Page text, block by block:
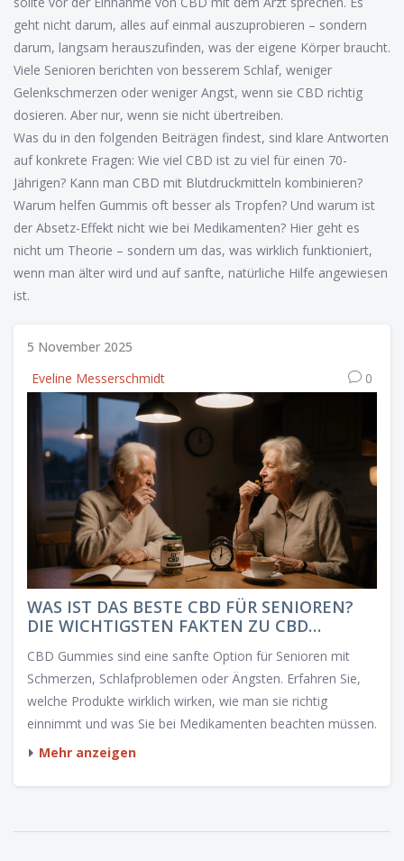
geht nicht darum, alles auf einmal auszuprobieren – sondern
darum, langsam herauszufinden, was der eigene Körper braucht.
Viele Senioren berichten von besserem Schlaf, weniger
Gelenkschmerzen oder weniger Angst, wenn sie CBD richtig
dosieren. Aber nur, wenn sie nicht übertreiben.
Was du in den folgenden Beiträgen findest, sind klare Antworten
auf konkrete Fragen: Wie viel CBD ist zu viel für einen 70-
Jährigen? Kann man CBD mit Blutdruckmitteln kombinieren?
Warum helfen Gummis oft besser als Tropfen? Und warum ist
der Absetz-Effekt nicht wie bei Medikamenten? Hier geht es
nicht um Theorie – sondern um das, was wirklich funktioniert,
wenn man älter wird und auf sanfte, natürliche Hilfe angewiesen
ist.
5 November 2025
Eveline Messerschmidt
0
WAS IST DAS BESTE CBD FÜR SENIOREN?
DIE WICHTIGSTEN FAKTEN ZU CBD
CBD Gummies sind eine sanfte Option für Senioren mit
Schmerzen, Schlafproblemen oder Ängsten. Erfahren Sie,
welche Produkte wirklich wirken, wie man sie richtig
einnimmt und was Sie bei Medikamenten beachten müssen.
Mehr anzeigen